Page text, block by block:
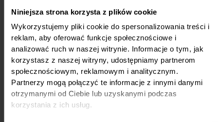
Niniejsza strona korzysta z plików cookie
Wykorzystujemy pliki cookie do spersonalizowania treści i
reklam, aby oferować funkcje społecznościowe i
analizować ruch w naszej witrynie. Informacje o tym, jak
korzystasz z naszej witryny, udostępniamy partnerom
społecznościowym, reklamowym i analitycznym.
Partnerzy mogą połączyć te informacje z innymi danymi
otrzymanymi od Ciebie lub uzyskanymi podczas
korzystania z ich usług.
Cybex AVI SPIN – trójkołowa
spacerówka dla 6-miesięcznego
dziecka
Cybex AVI SPIN jest pierwszym w rankingu
modelem wózka spacerowego, który został
wyposażony wtrzy duże, terenowe koła. To z
pewnością dobry model do jazdy po